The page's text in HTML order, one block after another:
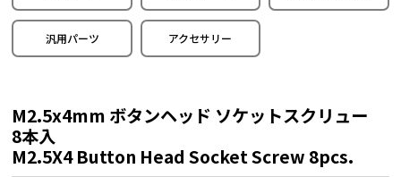
汎用パーツ アクセサリー
M2.5x4mm ボタンヘッド ソケットスクリュー
8本入
M2.5X4 Button Head Socket Screw 8pcs.